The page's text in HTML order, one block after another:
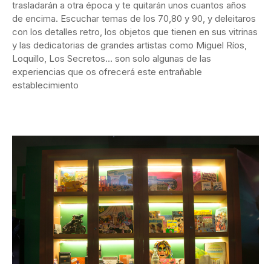
trasladarán a otra época y te quitarán unos cuantos años
de encima. Escuchar temas de los 70,80 y 90, y deleitaros
con los detalles retro, los objetos que tienen en sus vitrinas
y las dedicatorias de grandes artistas como Miguel Ríos,
Loquillo, Los Secretos… son solo algunas de las
experiencias que os ofrecerá este entrañable
establecimiento